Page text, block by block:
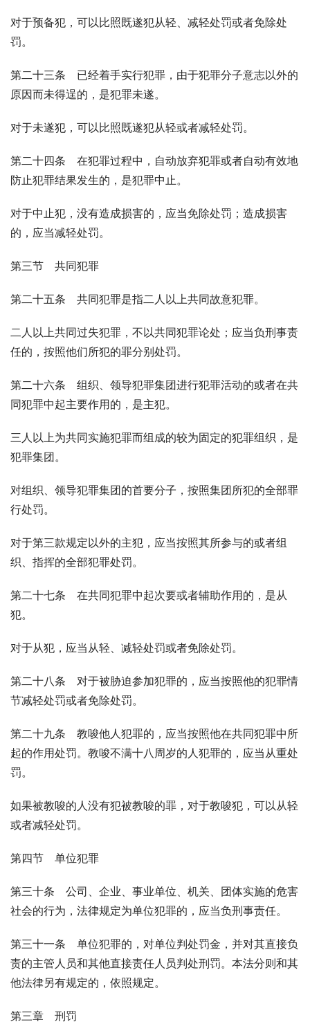
对于预备犯，可以比照既遂犯从轻、减轻处罚或者免除处
罚。
第二十三条　已经着手实行犯罪，由于犯罪分子意志以外的
原因而未得逞的，是犯罪未遂。
对于未遂犯，可以比照既遂犯从轻或者减轻处罚。
第二十四条　在犯罪过程中，自动放弃犯罪或者自动有效地
防止犯罪结果发生的，是犯罪中止。
对于中止犯，没有造成损害的，应当免除处罚；造成损害
的，应当减轻处罚。
第三节　共同犯罪
第二十五条　共同犯罪是指二人以上共同故意犯罪。
二人以上共同过失犯罪，不以共同犯罪论处；应当负刑事责
任的，按照他们所犯的罪分别处罚。
第二十六条　组织、领导犯罪集团进行犯罪活动的或者在共
同犯罪中起主要作用的，是主犯。
三人以上为共同实施犯罪而组成的较为固定的犯罪组织，是
犯罪集团。
对组织、领导犯罪集团的首要分子，按照集团所犯的全部罪
行处罚。
对于第三款规定以外的主犯，应当按照其所参与的或者组
织、指挥的全部犯罪处罚。
第二十七条　在共同犯罪中起次要或者辅助作用的，是从
犯。
对于从犯，应当从轻、减轻处罚或者免除处罚。
第二十八条　对于被胁迫参加犯罪的，应当按照他的犯罪情
节减轻处罚或者免除处罚。
第二十九条　教唆他人犯罪的，应当按照他在共同犯罪中所
起的作用处罚。教唆不满十八周岁的人犯罪的，应当从重处
罚。
如果被教唆的人没有犯被教唆的罪，对于教唆犯，可以从轻
或者减轻处罚。
第四节　单位犯罪
第三十条　公司、企业、事业单位、机关、团体实施的危害
社会的行为，法律规定为单位犯罪的，应当负刑事责任。
第三十一条　单位犯罪的，对单位判处罚金，并对其直接负
责的主管人员和其他直接责任人员判处刑罚。本法分则和其
他法律另有规定的，依照规定。
第三章　刑罚